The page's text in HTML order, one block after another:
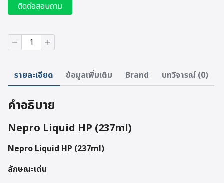
ติดต่อสอบถาม
จำนวน
Nepro
(237ml)
ชิ้น
รายละเอียด ข้อมูลเพิ่มเติม Brand บทวิจารณ์ (0)
คำอธิบาย
Nepro Liquid HP (237ml)
Nepro Liquid HP (237ml)
ลักษณะเด่น